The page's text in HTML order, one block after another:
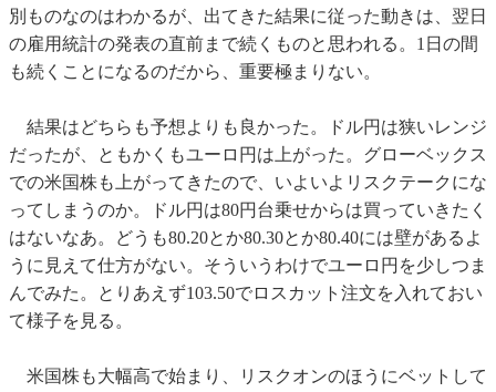
別ものなのはわかるが、出てきた結果に従った動きは、翌日
の雇用統計の発表の直前まで続くものと思われる。1日の間
も続くことになるのだから、重要極まりない。
結果はどちらも予想よりも良かった。ドル円は狭いレンジ
だったが、ともかくもユーロ円は上がった。グローベックス
での米国株も上がってきたので、いよいよリスクテークにな
ってしまうのか。ドル円は80円台乗せからは買っていきたく
はないなあ。どうも80.20とか80.30とか80.40には壁があるよ
うに見えて仕方がない。そういうわけでユーロ円を少しつま
んでみた。とりあえず103.50でロスカット注文を入れておい
て様子を見る。
米国株も大幅高で始まり、リスクオンのほうにベットして